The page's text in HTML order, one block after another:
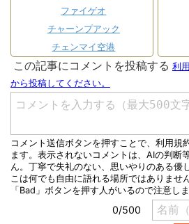
ファイゲオ
チャーンプアック
チェンマイ空港